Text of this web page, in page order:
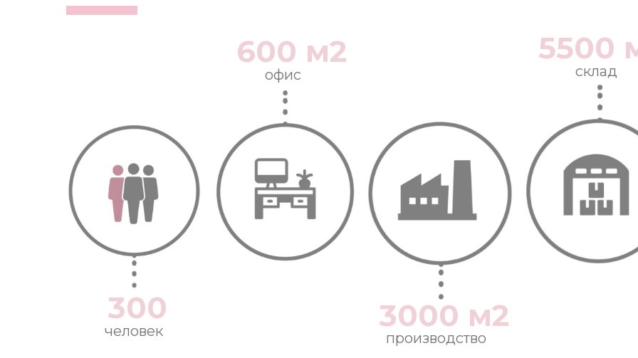
300
человек
600 м2
офис
3000 м2
производство
5500
склад